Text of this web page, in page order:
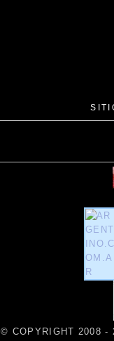
© COPYRIGHT 2008